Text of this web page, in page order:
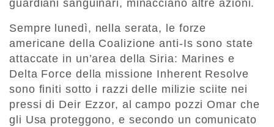
guardiani sanguinari, minacciano altre azioni.
Sempre lunedì, nella serata, le forze
americane della Coalizione anti-Is sono state
attaccate in un’area della Siria: Marines e
Delta Force della missione Inherent Resolve
sono finiti sotto i razzi delle milizie sciite nei
pressi di Deir Ezzor, al campo pozzi Omar che
gli Usa proteggono, e secondo un comunicato